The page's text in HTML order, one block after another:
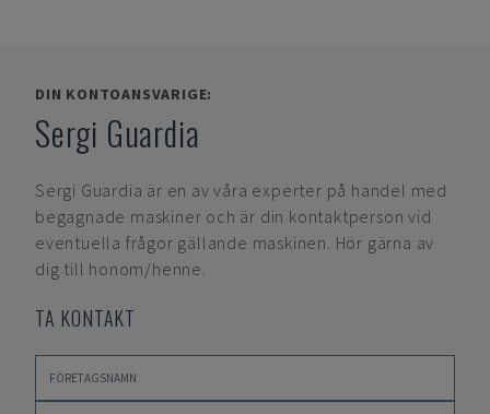
DIN KONTOANSVARIGE:
Sergi Guardia
Sergi Guardia är en av våra experter på handel med
begagnade maskiner och är din kontaktperson vid
eventuella frågor gällande maskinen. Hör gärna av
dig till honom/henne.
TA KONTAKT